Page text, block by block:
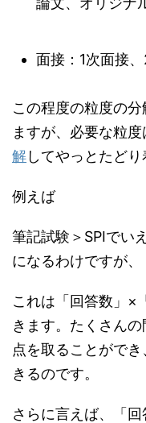
面接： 1次面接
この程度の粒度の
ますが、必要な粒
解してやっとたどり
例えば
筆記試験＞SPIでい
になるわけですが、
これは「回答数」×
きます。たくさん
点を取ることがで
きるのです。
さらに言えば、「